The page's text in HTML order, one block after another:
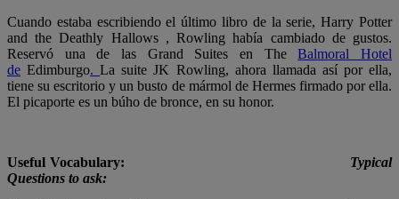
Cuando estaba escribiendo el último libro de la serie, Harry Potter
and the Deathly Hallows , Rowling había cambiado de gustos.
Reservó una de las Grand Suites en TheBalmoral Hotel
de Edimburgo.La suite JK Rowling, ahora llamada así por ella,
tiene su escritorio y un busto de mármol de Hermes firmado por ella.
El picaporte es un búho de bronce, en su honor.
Useful Vocabulary:
Typical
Questions to ask: